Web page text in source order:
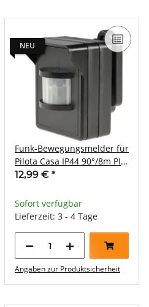
NEU
Funk-Bewegungsmelder für
Pilota Casa IP44 90°/8m PIR
Aufputz schwarz
12,99 € *
Sofort verfügbar
Lieferzeit: 3 - 4 Tage
Angaben zur Produktsicherheit